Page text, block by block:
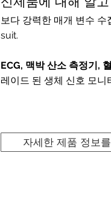
보다 강력한 매개 변수
suit.
ECG, 맥박 산소 측정기,
레이드 된 생체 신호 모
자세한 제품 정보